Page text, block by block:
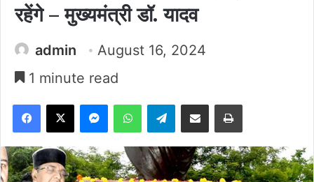
रहेंगे – मुख्यमंत्री डॉ. यादव
admin
August 16, 2024
1 minute read
Facebook
X MessengerWhatsAppTelegramShare via Email Print